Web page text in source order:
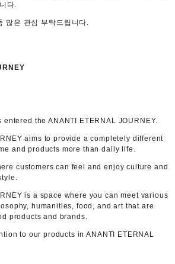
다.
많은 관심 부탁드립니다.
entered the ANANTI ETERNAL JOURNEY.
aims to provide a completely different
and products more than daily life.
customers can feel and enjoy culture and
is a space where you can meet various
humanities, food, and art that are
products and brands.
to our products in ANANTI ETERNAL